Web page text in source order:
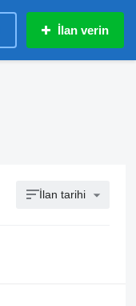
İlan verin
İlan tarihi